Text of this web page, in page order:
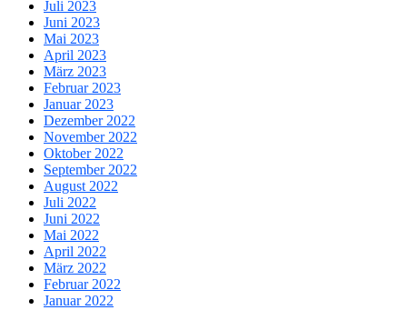
Juli 2023
Juni 2023
Mai 2023
April 2023
März 2023
Februar 2023
Januar 2023
Dezember 2022
November 2022
Oktober 2022
September 2022
August 2022
Juli 2022
Juni 2022
Mai 2022
April 2022
März 2022
Februar 2022
Januar 2022